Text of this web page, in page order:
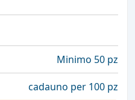
Minimo 50 pz
cadauno per 100 pz